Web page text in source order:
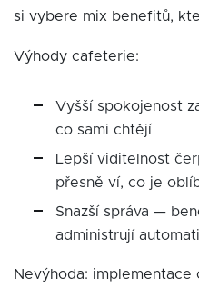
si vybere mix benefitů,
Výhody cafeterie:
Vyšší spokojenost
co sami chtějí
Lepší viditelnost
přesně ví, co je
Snazší správa —
administrují
Nevýhoda: